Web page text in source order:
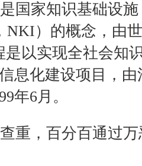
国家知识基础设施
NKI）的概念，由
是以实现全社会知
息化建设项目，
年6月。
重，百分百通过